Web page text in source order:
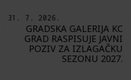
5. 8. 2026.
OD BAROKA DO REJVA:
ŠTA NAM DONOSI NOVI
BUPBAP FESTIVAL?